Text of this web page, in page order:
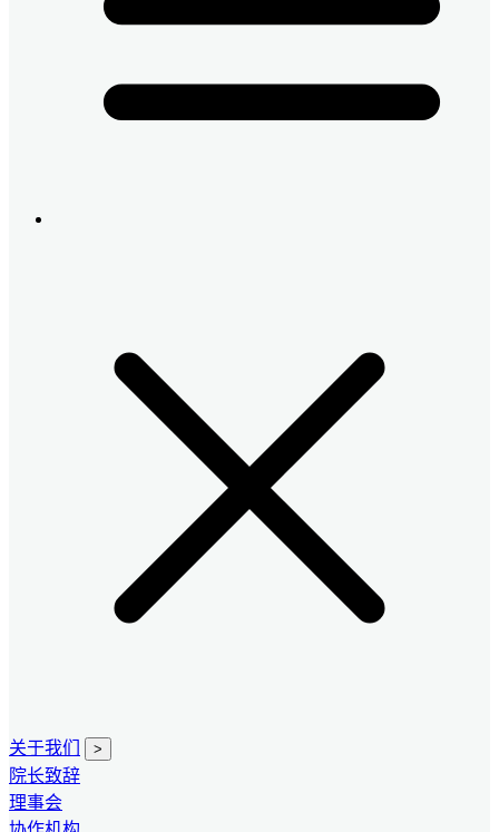
关于我们 >
院长致辞
理事会